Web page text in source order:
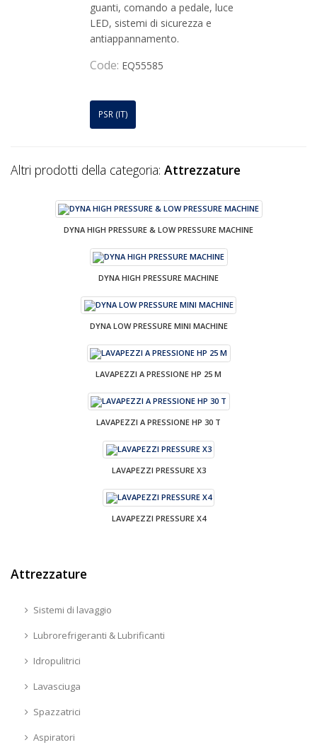
guanti, comando a pedale, luce
LED, sistemi di sicurezza e
antiappannamento.
Code: EQ55585
PSR (IT)
Altri prodotti della categoria: Attrezzature
DYNA HIGH PRESSURE & LOW PRESSURE MACHINE
DYNA HIGH PRESSURE MACHINE
DYNA LOW PRESSURE MINI MACHINE
LAVAPEZZI A PRESSIONE HP 25 M
LAVAPEZZI A PRESSIONE HP 30 T
LAVAPEZZI PRESSURE X3
LAVAPEZZI PRESSURE X4
Attrezzature
Sistemi di lavaggio
Lubrorefrigeranti & Lubrificanti
Idropulitrici
Lavasciuga
Spazzatrici
Aspiratori